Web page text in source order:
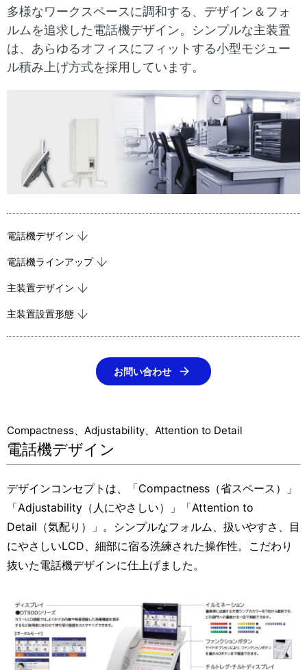
表
示
し
す
ル
ナ
ビ
ョ
多様なワークスペースに調和する、デザイン＆フォ
ルムを追求した電話機デザイン。シンプルな主装置
は、あらゆるオフィスにフィットする小型モジュー
ル積み上げ方式を採用しています。
電話機デザイン
電話機ラインアップ
主装置デザイン
主装置設置形態
お問い合わせ
Compactness、Adjustability、Attention to Detail
電話機デザイン
デザインコンセプトは、「Compactness（省スペース）」
「Adjustability（人にやさしい）」「Attention to
Detail（気配り）」。シンプルなフォルム、扱いやすさ、目
にやさしいLCD、細部に宿る洗練された操作性。こだわり
抜いた電話機デザインに仕上げました。